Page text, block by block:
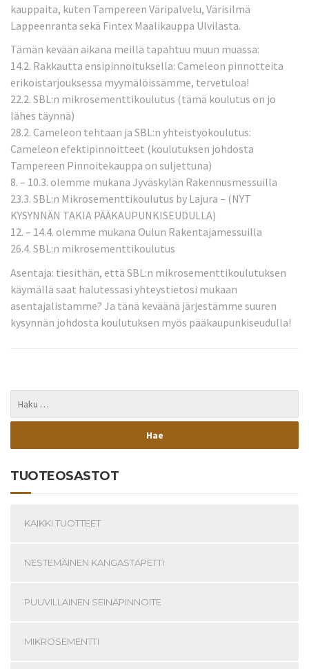
kauppaita, kuten Tampereen Väripalvelu, Värisilmä
Lappeenranta sekä Fintex Maalikauppa Ulvilasta.
Tämän kevään aikana meillä tapahtuu muun muassa:
14.2. Rakkautta ensipinnoituksella: Cameleon pinnotteita
erikoistarjouksessa myymälöissämme, tervetuloa!
22.2. SBL:n mikrosementtikoulutus (tämä koulutus on jo
lähes täynnä)
28.2. Cameleon tehtaan ja SBL:n yhteistyökoulutus:
Cameleon efektipinnoitteet (koulutuksen johdosta
Tampereen Pinnoitekauppa on suljettuna)
8. – 10.3. olemme mukana Jyväskylän Rakennusmessuilla
23.3. SBL:n Mikrosementtikoulutus by Lajura – (NYT
KYSYNNÄN TAKIA PÄÄKAUPUNKISEUDULLA)
12. – 14.4. olemme mukana Oulun Rakentajamessuilla
26.4. SBL:n mikrosementtikoulutus
Asentaja: tiesithän, että SBL:n mikrosementtikoulutuksen
käymällä saat halutessasi yhteystietosi mukaan
asentajalistamme? Ja tänä keväänä järjestämme suuren
kysynnän johdosta koulutuksen myös pääkaupunkiseudulla!
TUOTEOSASTOT
KAIKKI TUOTTEET
NESTEMÄINEN KANGASTAPETTI
PUUVILLAINEN SEINÄPINNOITE
MIKROSEMENTTI